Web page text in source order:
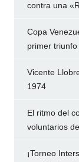
contra una
Copa
primer triunfo
Vicente
1974
El ritmo del
voluntarios
¡Torneo